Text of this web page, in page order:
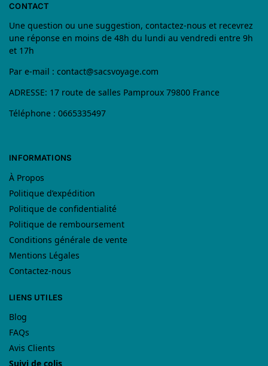
CONTACT
Une question ou une suggestion, contactez-nous et recevrez
une réponse en moins de 48h du lundi au vendredi entre 9h
et 17h
Par e-mail : contact@sacsvoyage.com
ADRESSE: 17 route de salles Pamproux 79800 France
Téléphone : 0665335497
INFORMATIONS
À Propos
Politique d’expédition
Politique de confidentialité
Politique de remboursement
Conditions générale de vente
Mentions Légales
Contactez-nous
LIENS UTILES
Blog
FAQs
Avis Clients
Suivi de colis